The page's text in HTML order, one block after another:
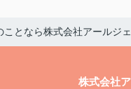
ことなら株式会社アールジ
株式会社